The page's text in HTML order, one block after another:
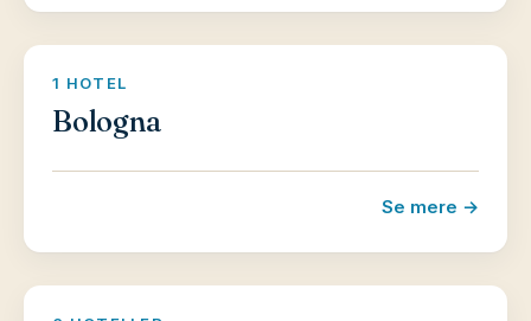
1 HOTEL
Bologna
Se mere →